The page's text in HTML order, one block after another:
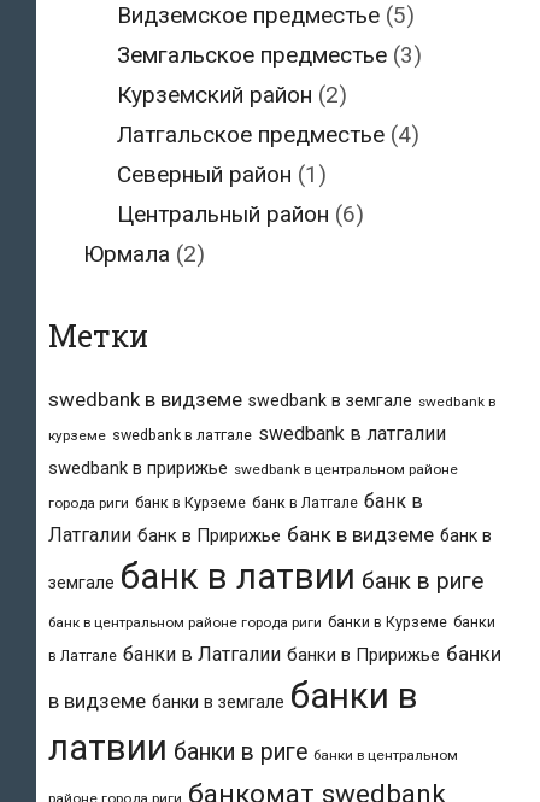
Видземское предместье (5)
Земгальское предместье (3)
Курземский район (2)
Латгальское предместье (4)
Северный район (1)
Центральный район (6)
Юрмала (2)
Метки
swedbank в видземе swedbank в земгале swedbank в
курземе swedbank в латгале swedbank в латгалии
swedbank в пририжье swedbank в центральном районе
города риги банк в Курземе банк в Латгале банк в
Латгалии банк в Пририжье банк в видземе банк в
земгале банк в латвии банк в риге
банк в центральном районе города риги банки в Курземе банки
в Латгале банки в Латгалии банки в Пририжье банки
в видземе банки в земгале банки в
латвии банки в риге банки в центральном
банкомат swedbank